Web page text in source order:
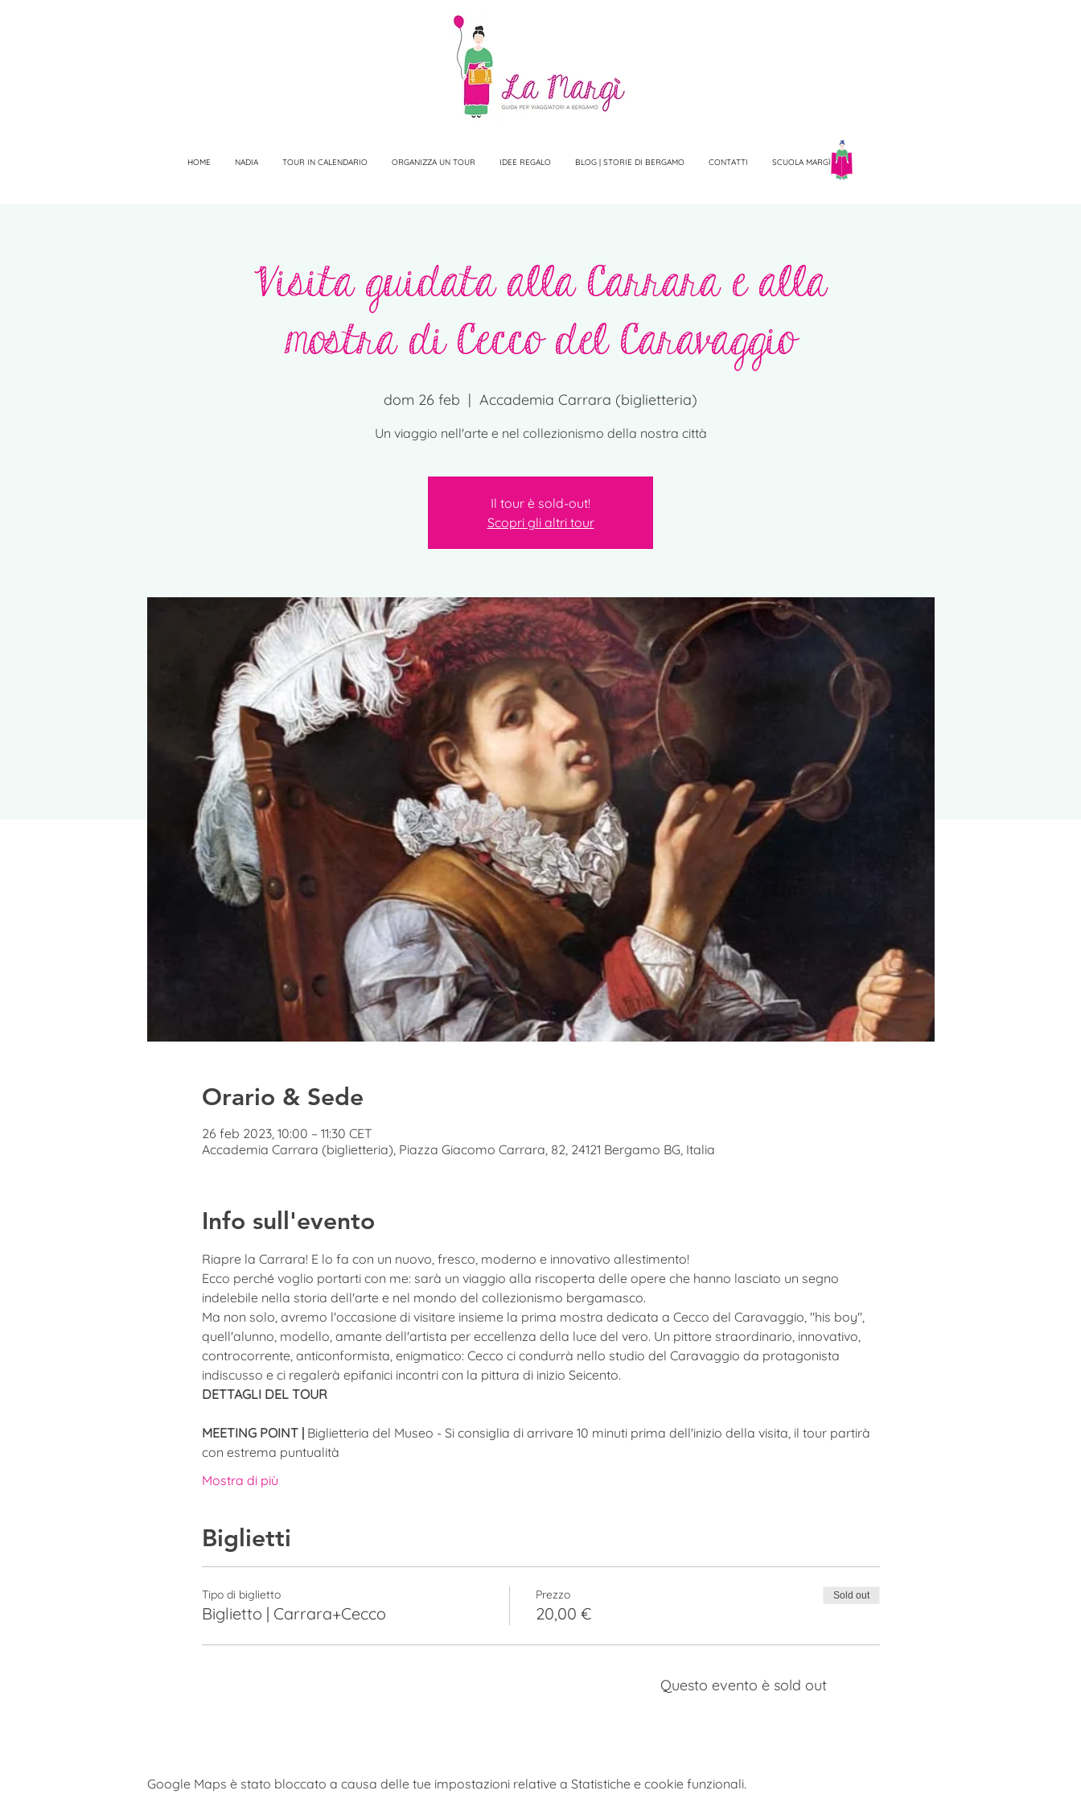
HOME NADIA TOUR IN CALENDARIO ORGANIZZA UN TOUR IDEE REGALO BLOG | STORIE DI BERGAMO CONTATTI SCUOLA MARGÌ
Visita guidata alla Carrara e alla
mostra di Cecco del Caravaggio
dom 26 feb
  |
Accademia Carrara (biglietteria)
Un viaggio nell'arte e nel collezionismo della nostra città
Il tour è sold-out!
Scopri gli altri tour
Orario & Sede
26 feb 2023, 10:00 – 11:30 CET
Accademia Carrara (biglietteria), Piazza Giacomo Carrara, 82, 24121 Bergamo BG, Italia
Info sull'evento
Riapre la Carrara! E lo fa con un nuovo, fresco, moderno e innovativo allestimento!
Ecco perché voglio portarti con me: sarà un viaggio alla riscoperta delle opere che hanno lasciato un segno
indelebile nella storia dell'arte e nel mondo del collezionismo bergamasco.
Ma non solo, avremo l'occasione di visitare insieme la prima mostra dedicata a Cecco del Caravaggio, "his boy",
quell'alunno, modello, amante dell'artista per eccellenza della luce del vero. Un pittore straordinario, innovativo,
controcorrente, anticonformista, enigmatico​: Cecco ci condurrà nello studio del Caravaggio da protagonista
indiscusso e ci regalerà epifanici incontri con la pittura di inizio Seicento.
DETTAGLI DEL TOUR
MEETING POINT | Biglietteria del Museo - Si consiglia di arrivare 10 minuti prima dell'inizio della visita, il tour partirà
con estrema puntualità
Mostra di più
Biglietti
Tipo di biglietto
Biglietto | Carrara+Cecco
Prezzo
20,00 €
Sold out
Questo evento è sold out
Google Maps è stato bloccato a causa delle tue impostazioni relative a Statistiche e cookie funzionali.